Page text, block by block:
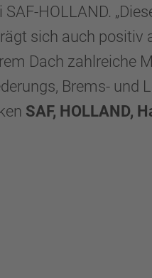
HOLLAND.
sich auch positiv
Dach zahlreiche
Brems- und
SAF, HOLLAND,